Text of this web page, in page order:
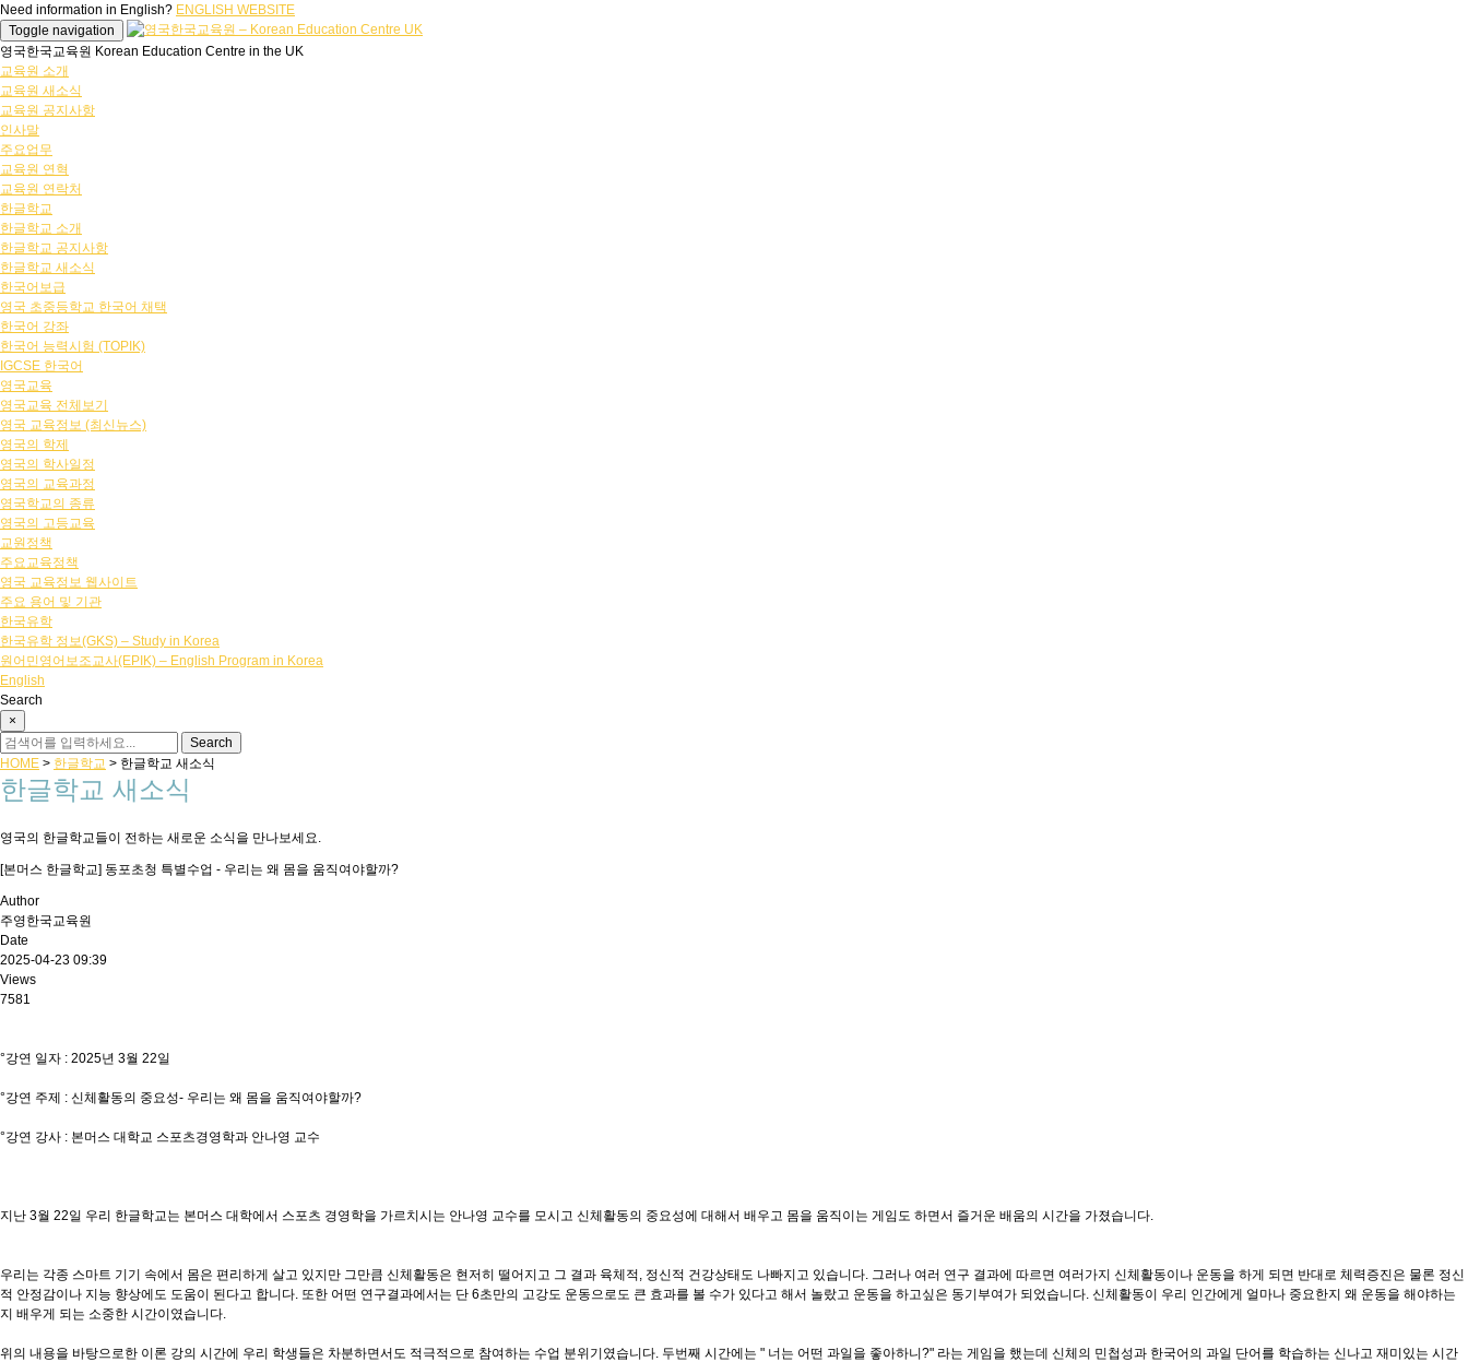
Need information in English? ENGLISH WEBSITE
Toggle navigation
영국한국교육원 Korean Education Centre in the UK
교육원 소개
교육원 새소식
교육원 공지사항
인사말
주요업무
교육원 연혁
교육원 연락처
한글학교
한글학교 소개
한글학교 공지사항
한글학교 새소식
한국어보급
영국 초중등학교 한국어 채택
한국어 강좌
한국어 능력시험 (TOPIK)
IGCSE 한국어
영국교육
영국교육 전체보기
영국 교육정보 (최신뉴스)
영국의 학제
영국의 학사일정
영국의 교육과정
영국학교의 종류
영국의 고등교육
교원정책
주요교육정책
영국 교육정보 웹사이트
주요 용어 및 기관
한국유학
한국유학 정보(GKS) – Study in Korea
원어민영어보조교사(EPIK) – English Program in Korea
English
Search
×
HOME > 한글학교 > 한글학교 새소식
한글학교 새소식
영국의 한글학교들이 전하는 새로운 소식을 만나보세요.
[본머스 한글학교] 동포초청 특별수업 - 우리는 왜 몸을 움직여야할까?
Author
주영한국교육원
Date
2025-04-23 09:39
Views
7581
°강연 일자 : 2025년 3월 22일
°강연 주제 : 신체활동의 중요성- 우리는 왜 몸을 움직여야할까?
°강연 강사 : 본머스 대학교 스포츠경영학과 안나영 교수
지난 3월 22일 우리 한글학교는 본머스 대학에서 스포츠 경영학을 가르치시는 안나영 교수를 모시고 신체활동의 중요성에 대해서 배우고 몸을 움직이는 게임도 하면서 즐거운 배움의 시간을 가졌습니다.
우리는 각종 스마트 기기 속에서 몸은 편리하게 살고 있지만 그만큼 신체활동은 현저히 떨어지고 그 결과 육체적, 정신적 건강상태도 나빠지고 있습니다. 그러나 여러 연구 결과에 따르면 여러가지 신체활동이나 운동을 하게 되면 반대로 체력증진은 물론 정신
적 안정감이나 지능 향상에도 도움이 된다고 합니다. 또한 어떤 연구결과에서는 단 6초만의 고강도 운동으로도 큰 효과를 볼 수가 있다고 해서 놀랐고 운동을 하고싶은 동기부여가 되었습니다. 신체활동이 우리 인간에게 얼마나 중요한지 왜 운동을 해야하는
지 배우게 되는 소중한 시간이였습니다.
위의 내용을 바탕으로한 이론 강의 시간에 우리 학생들은 차분하면서도 적극적으로 참여하는 수업 분위기였습니다. 두번째 시간에는 " 너는 어떤 과일을 좋아하니?" 라는 게임을 했는데 신체의 민첩성과 한국어의 과일 단어를 학습하는 신나고 재미있는 시간